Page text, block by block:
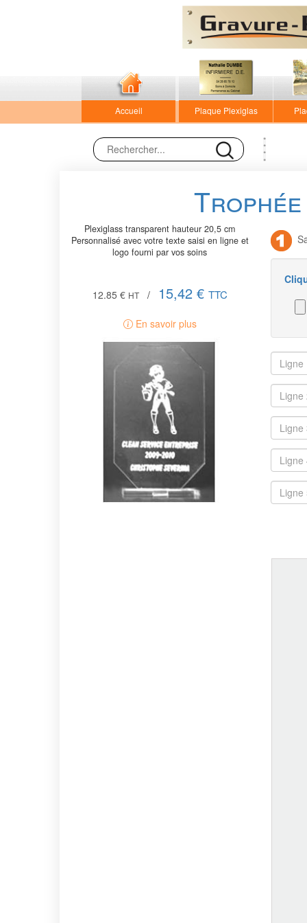
Accueil Plaque Plexiglas
Plexiglass transparent hauteur 20,5 cm
Personnalisé avec votre texte saisi en ligne et
logo fourni par vos soins
12.85 € HT / 15,42 € TTC
En savoir plus